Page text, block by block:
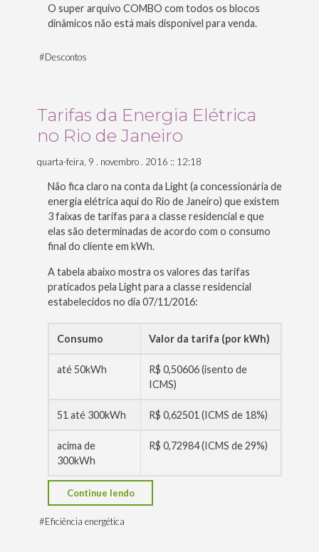
O super arquivo COMBO com todos os blocos
dinâmicos não está mais disponível para venda.
#Descontos
Tarifas da Energia Elétrica
no Rio de Janeiro
quarta-feira, 9 . novembro . 2016 :: 12:18
Não fica claro na conta da Light (a concessionária de
energia elétrica aqui do Rio de Janeiro) que existem
3 faixas de tarifas para a classe residencial e que
elas são determinadas de acordo com o consumo
final do cliente em kWh.
A tabela abaixo mostra os valores das tarifas
praticados pela Light para a classe residencial
estabelecidos no dia 07/11/2016:
Consumo Valor da tarifa (por kWh)
até 50kWh
R$ 0,50606 (isento de
ICMS)
51 até 300kWh R$ 0,62501 (ICMS de 18%)
acima de
300kWh
R$ 0,72984 (ICMS de 29%)
Continue lendo
da
#Eficiência energética